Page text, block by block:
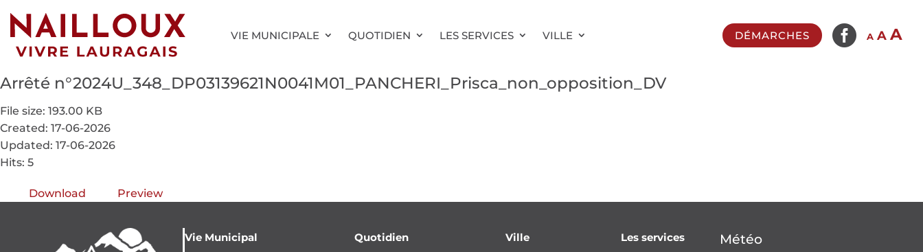
VIE MUNICIPALE QUOTIDIEN LES SERVICES VILLE DÉMARCHES  A Decrease
A Reset
A
Arrêté n°2024U_348_DP03139621N0041M01_PANCHERI_Prisca_non_opposition_DV
File size: 193.00 KB
Created: 17-06-2026
Updated: 17-06-2026
Hits: 5
Download Preview
Vie Municipal
Quotidien
Ville
Les services
Météo